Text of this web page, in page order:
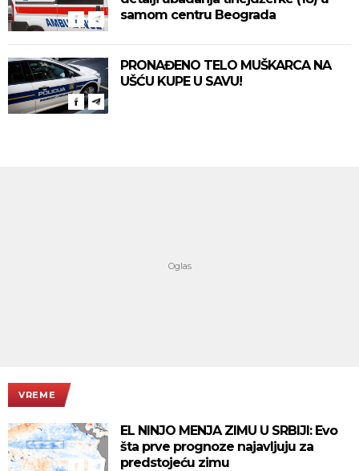
samom centru Beograda
PRONAĐENO TELO MUŠKARCA NA
UŠĆU KUPE U SAVU!
VREME
EL NINJO MENJA ZIMU U SRBIJI: Evo
šta prve prognoze najavljuju za
predstojeću zimu